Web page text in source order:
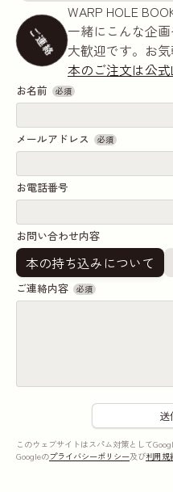
ご連絡
WARP HOLE
一緒にこんな企
大歓迎です。お気
本のご注文は公
お名前 必須
メールアドレス 必須
お電話番号
お問い合わせ内容
本の持ち込みについて
ご連絡内容 必須
このウェブサイトはスパム対策として
Googleのプライバシーポリシー及び利用規